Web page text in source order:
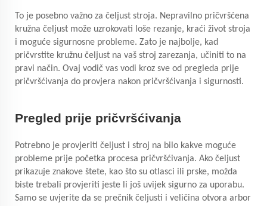
To je posebno važno za čeljust stroja. Nepravilno pričvršćena
kružna čeljust može uzrokovati loše rezanje, kraći život stroja
i moguće sigurnosne probleme. Zato je najbolje, kad
pričvrstite kružnu čeljust na vaš stroj zarezanja, učiniti to na
pravi način. Ovaj vodič vas vodi kroz sve od pregleda prije
pričvršćivanja do provjera nakon pričvršćivanja i sigurnosti.
Pregled prije pričvršćivanja
Potrebno je provjeriti čeljust i stroj na bilo kakve moguće
probleme prije početka procesa pričvršćivanja. Ako čeljust
prikazuje znakove štete, kao što su otlasci ili prske, možda
biste trebali provjeriti jeste li još uvijek sigurno za uporabu.
Samo se uvjerite da se prečnik čeljusti i veličina otvora arbor